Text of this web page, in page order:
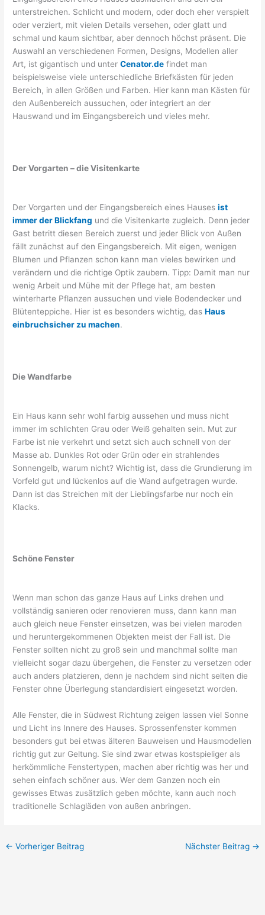
unterstreichen. Schlicht und modern, oder doch eher verspielt
oder verziert, mit vielen Details versehen, oder glatt und
schmal und kaum sichtbar, aber dennoch höchst präsent. Die
Auswahl an verschiedenen Formen, Designs, Modellen aller
Art, ist gigantisch und unterCenator.de findet man
beispielsweise viele unterschiedliche Briefkästen für jeden
Bereich, in allen Größen und Farben. Hier kann man Kästen für
den Außenbereich aussuchen, oder integriert an der
Hauswand und im Eingangsbereich und vieles mehr.
Der Vorgarten – die Visitenkarte
Der Vorgarten und der Eingangsbereich eines Hausesist
immer der Blickfang und die Visitenkarte zugleich. Denn jeder
Gast betritt diesen Bereich zuerst und jeder Blick von Außen
fällt zunächst auf den Eingangsbereich. Mit eigen, wenigen
Blumen und Pflanzen schon kann man vieles bewirken und
verändern und die richtige Optik zaubern. Tipp: Damit man nur
wenig Arbeit und Mühe mit der Pflege hat, am besten
winterharte Pflanzen aussuchen und viele Bodendecker und
Blütenteppiche. Hier ist es besonders wichtig, dasHaus
einbruchsicher zu machen.
Die Wandfarbe
Ein Haus kann sehr wohl farbig aussehen und muss nicht
immer im schlichten Grau oder Weiß gehalten sein. Mut zur
Farbe ist nie verkehrt und setzt sich auch schnell von der
Masse ab. Dunkles Rot oder Grün oder ein strahlendes
Sonnengelb, warum nicht? Wichtig ist, dass die Grundierung im
Vorfeld gut und lückenlos auf die Wand aufgetragen wurde.
Dann ist das Streichen mit der Lieblingsfarbe nur noch ein
Klacks.
Schöne Fenster
Wenn man schon das ganze Haus auf Links drehen und
vollständig sanieren oder renovieren muss, dann kann man
auch gleich neue Fenster einsetzen, was bei vielen maroden
und heruntergekommenen Objekten meist der Fall ist. Die
Fenster sollten nicht zu groß sein und manchmal sollte man
vielleicht sogar dazu übergehen, die Fenster zu versetzen oder
auch anders platzieren, denn je nachdem sind nicht selten die
Fenster ohne Überlegung standardisiert eingesetzt worden.
Alle Fenster, die in Südwest Richtung zeigen lassen viel Sonne
und Licht ins Innere des Hauses. Sprossenfenster kommen
besonders gut bei etwas älteren Bauweisen und Hausmodellen
richtig gut zur Geltung. Sie sind zwar etwas kostspieliger als
herkömmliche Fenstertypen, machen aber richtig was her und
sehen einfach schöner aus. Wer dem Ganzen noch ein
gewisses Etwas zusätzlich geben möchte, kann auch noch
traditionelle Schlagläden von außen anbringen.
← Vorheriger Beitrag Nächster Beitrag →